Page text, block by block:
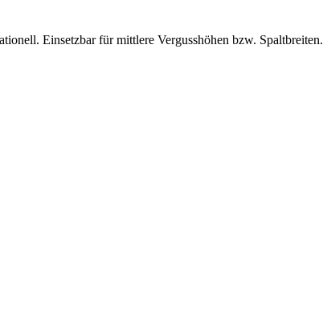
Einsetzbar für mittlere Vergusshöhen bzw. Spaltbreiten.